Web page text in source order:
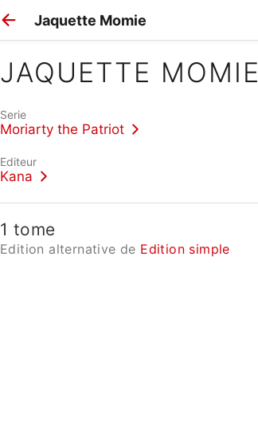
Jaquette Momie
JAQUETTE MOMIE
Serie
Moriarty the Patriot
Editeur
Kana
1 tome
Edition alternative de Edition simple